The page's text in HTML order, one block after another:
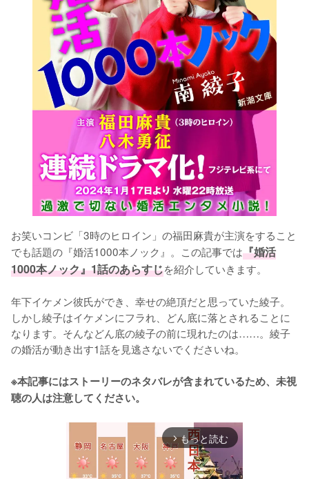
お笑いコンビ「3時のヒロイン」の福田麻貴が主演をすること
でも話題の『婚活1000本ノック』。この記事では『婚活
1000本ノック』1話のあらすじを紹介していきます。
年下イケメン彼氏ができ、幸せの絶頂だと思っていた綾子。
しかし綾子はイケメンにフラれ、どん底に落とされることに
なります。そんなどん底の綾子の前に現れたのは……。綾子
の婚活が動き出す1話を見逃さないでくださいね。
※本記事にはストーリーのネタバレが含まれているため、未視
聴の人は注意してください。
arrow_forward_ios もっと読む